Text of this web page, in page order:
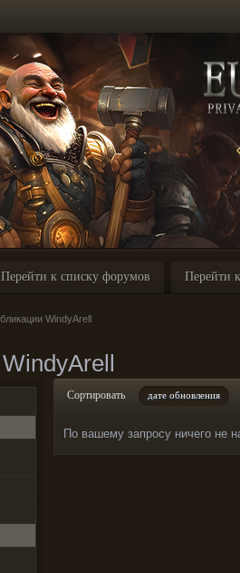
Перейти к списку форумов Перейти
WindyArell
Сортировать дате обновления
По вашему запросу ничего не